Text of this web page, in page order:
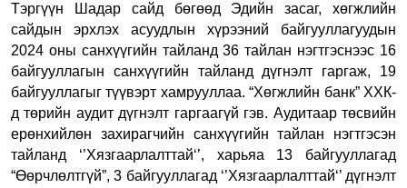
Тэргүүн Шадар сайд бөгөөд Эдийн засаг, хөгжлийн
сайдын эрхлэх асуудлын хүрээний байгууллагуудын
2024 оны санхүүгийн тайланд 36 тайлан нэгтгэснээс 16
байгууллагын санхүүгийн тайланд дүгнэлт гаргаж, 19
байгууллагыг түүвэрт хамрууллаа. “Хөгжлийн банк” ХХК-
д төрийн аудит дүгнэлт гаргаагүй гэв. Аудитаар төсвийн
ерөнхийлөн захирагчийн санхүүгийн тайлан нэгтгэсэн
тайланд ‘’Хязгаарлалттай‘’, харьяа 13 байгууллагад
“Өөрчлөлтгүй”, 3 байгууллагад ‘’Хязгаарлалттай‘’ дүгнэлт